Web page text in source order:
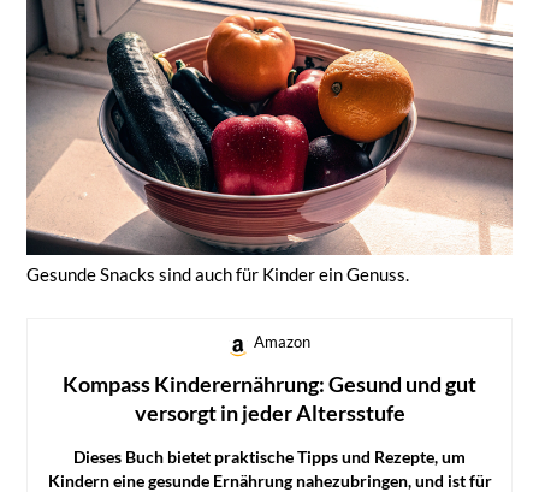
Gesunde Snacks sind auch für Kinder ein Genuss.
Amazon
Kompass Kinderernährung: Gesund und gut
versorgt in jeder Altersstufe
Dieses Buch bietet praktische Tipps und Rezepte, um
Kindern eine gesunde Ernährung nahezubringen, und ist für